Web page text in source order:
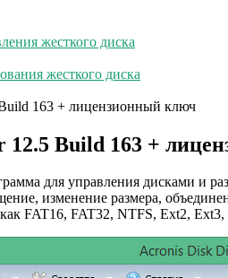
жесткого диска
жесткого диска
163 + лицензионный ключ
12.5 Build 163 +
для управления дисками и
изменение размера,
FAT16, FAT32, NTFS, Ext2, Ext3,